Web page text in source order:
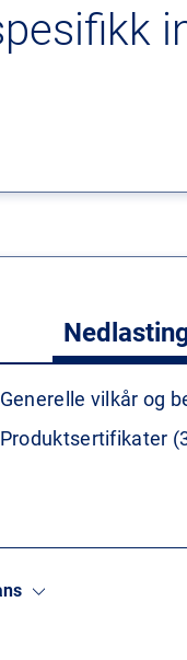
Generelle vilkår og
Produktsertifikater